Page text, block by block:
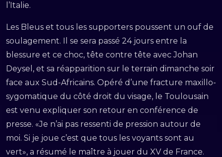
l’Italie.
Les Bleus et tous les supporters poussent un ouf de
soulagement. Il se sera passé 24 jours entre la
blessure et ce choc, tête contre tête avec Johan
Deysel, et sa réapparition sur le terrain dimanche soir
face aux Sud-Africains. Opéré d’une fracture maxillo-
sygomatique du côté droit du visage, le Toulousain
est venu expliquer son retour en conférence de
presse. «Je n’ai pas ressenti de pression autour de
moi. Si je joue c’est que tous les voyants sont au
vert», a résumé le maître à jouer du XV de France.